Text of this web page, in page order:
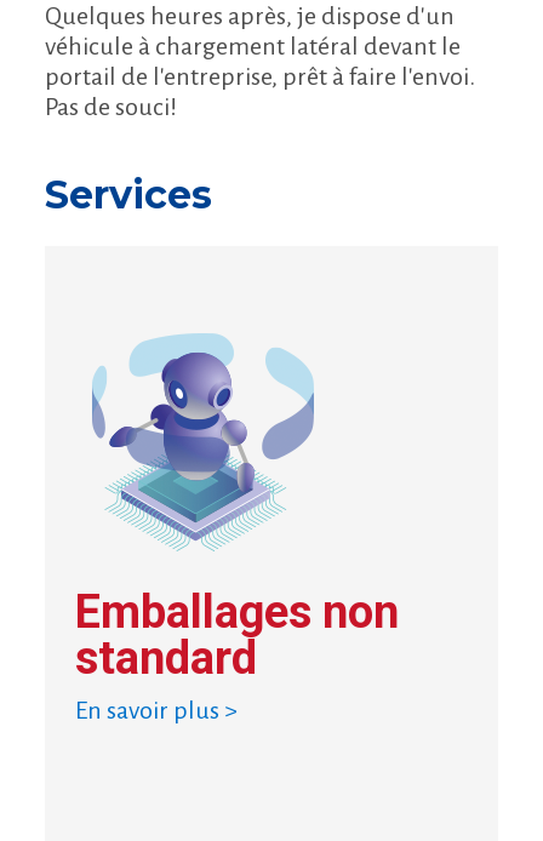
Quelques heures après, je dispose d'un
véhicule à chargement latéral devant le
portail de l'entreprise, prêt à faire l'envoi.
Pas de souci!
Services
Emballages non
standard
En savoir plus >